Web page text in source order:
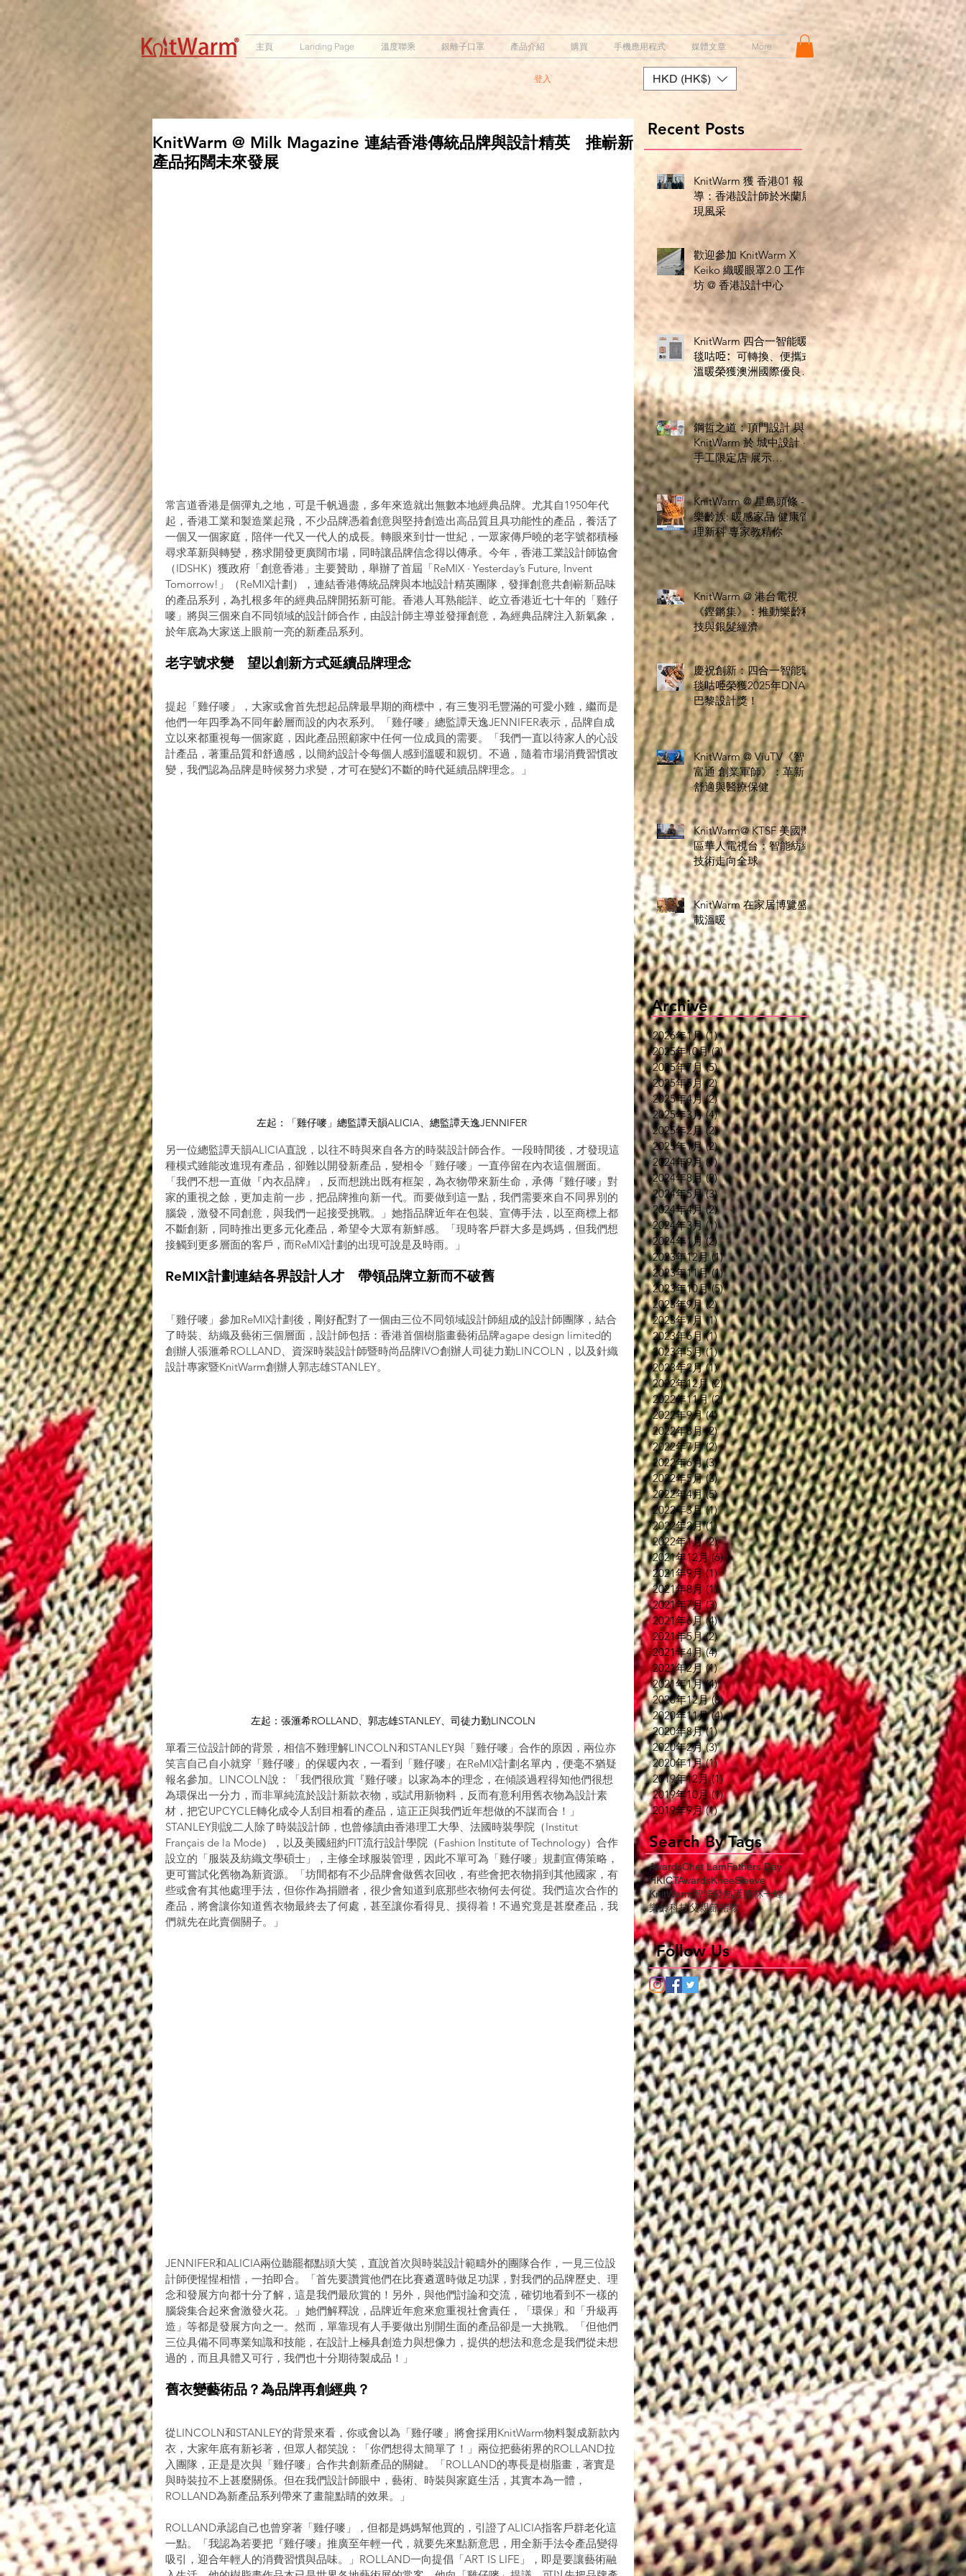
572551280147533 572551280147533 166985120552283
主頁 Landing Page 溫度聯乘 銀離子口罩 產品介紹 購買 手機應用程式 媒體文章 More
登入 HKD (HK$)
KnitWarm @ Milk Magazine 連結香港傳統品牌與設計精英 推嶄新
產品拓闊未來發展
常言道香港是個彈丸之地，可是千帆過盡，多年來造就出無數本地經典品牌。尤其自1950年代
起，香港工業和製造業起飛，不少品牌憑着創意與堅持創造出高品質且具功能性的產品，養活了
一個又一個家庭，陪伴一代又一代人的成長。轉眼來到廿一世紀，一眾家傳戶曉的老字號都積極
尋求革新與轉變，務求開發更廣闊市場，同時讓品牌信念得以傳承。今年，香港工業設計師協會
（IDSHK）獲政府「創意香港」主要贊助，舉辦了首屆「ReMIX · Yesterday’s Future, Invent
Tomorrow!」（ReMIX計劃），連結香港傳統品牌與本地設計精英團隊，發揮創意共創嶄新品味
的產品系列，為扎根多年的經典品牌開拓新可能。香港人耳熟能詳、屹立香港近七十年的「雞仔
嘜」將與三個來自不同領域的設計師合作，由設計師主導並發揮創意，為經典品牌注入新氣象，
於年底為大家送上眼前一亮的新產品系列。
老字號求變　望以創新方式延續品牌理念
提起「雞仔嘜」，大家或會首先想起品牌最早期的商標中，有三隻羽毛豐滿的可愛小雞，繼而是
他們一年四季為不同年齡層而設的內衣系列。「雞仔嘜」總監譚天逸JENNIFER表示，品牌自成
立以來都重視每一個家庭，因此產品照顧家中任何一位成員的需要。「我們一直以待家人的心設
計產品，著重品質和舒適感，以簡約設計令每個人感到溫暖和親切。不過，隨着市場消費習慣改
變，我們認為品牌是時候努力求變，才可在變幻不斷的時代延續品牌理念。」
左起：「雞仔嘜」總監譚天韻ALICIA、總監譚天逸JENNIFER
另一位總監譚天韻ALICIA直說，以往不時與來自各方的時裝設計師合作。一段時間後，才發現這
種模式雖能改進現有產品，卻難以開發新產品，變相令「雞仔嘜」一直停留在內衣這個層面。
「我們不想一直做『內衣品牌』，反而想跳出既有框架，為衣物帶來新生命，承傳『雞仔嘜』對
家的重視之餘，更加走前一步，把品牌推向新一代。而要做到這一點，我們需要來自不同界別的
腦袋，激發不同創意，與我們一起接受挑戰。」她指品牌近年在包裝、宣傳手法，以至商標上都
不斷創新，同時推出更多元化產品，希望令大眾有新鮮感。「現時客戶群大多是媽媽，但我們想
接觸到更多層面的客戶，而ReMIX計劃的出現可說是及時雨。」
ReMIX計劃連結各界設計人才　帶領品牌立新而不破舊
「雞仔嘜」參加ReMIX計劃後，剛好配對了一個由三位不同領域設計師組成的設計師團隊，結合
了時裝、紡織及藝術三個層面，設計師包括：香港首個樹脂畫藝術品牌agape design limited的
創辦人張滙希ROLLAND、資深時裝設計師暨時尚品牌IVO創辦人司徒力勤LINCOLN，以及針織
設計專家暨KnitWarm創辦人郭志雄STANLEY。
左起：張滙希ROLLAND、郭志雄STANLEY、司徒力勤LINCOLN
單看三位設計師的背景，相信不難理解LINCOLN和STANLEY與「雞仔嘜」合作的原因，兩位亦
笑言自己自小就穿「雞仔嘜」的保暖內衣，一看到「雞仔嘜」在ReMIX計劃名單內，便毫不猶疑
報名參加。LINCOLN說：「我們很欣賞『雞仔嘜』以家為本的理念，在傾談過程得知他們很想
為環保出一分力，而非單純流於設計新款衣物，或試用新物料，反而有意利用舊衣物為設計素
材，把它UPCYCLE轉化成令人刮目相看的產品，這正正與我們近年想做的不謀而合！」
STANLEY則說二人除了時裝設計師，也曾修讀由香港理工大學、法國時裝學院（Institut
Français de la Mode），以及美國紐約FIT流行設計學院（Fashion Institute of Technology）合作
設立的「服裝及紡織文學碩士」，主修全球服裝管理，因此不單可為「雞仔嘜」規劃宣傳策略，
更可嘗試化舊物為新資源。「坊間都有不少品牌會做舊衣回收，有些會把衣物捐到其他國家，有
些或會有其他處理手法，但你作為捐贈者，很少會知道到底那些衣物何去何從。我們這次合作的
產品，將會讓你知道舊衣物最終去了何處，甚至讓你看得見、摸得着！不過究竟是甚麼產品，我
們就先在此賣個關子。」
JENNIFER和ALICIA兩位聽罷都點頭大笑，直說首次與時裝設計範疇外的團隊合作，一見三位設
計師便惺惺相惜，一拍即合。「首先要讚賞他們在比賽遴選時做足功課，對我們的品牌歷史、理
念和發展方向都十分了解，這是我們最欣賞的！另外，與他們討論和交流，確切地看到不一樣的
腦袋集合起來會激發火花。」她們解釋說，品牌近年愈來愈重視社會責任，「環保」和「升級再
造」等都是發展方向之一。然而，單靠現有人手要做出別開生面的產品卻是一大挑戰。「但他們
三位具備不同專業知識和技能，在設計上極具創造力與想像力，提供的想法和意念是我們從未想
過的，而且具體又可行，我們也十分期待製成品！」
舊衣變藝術品？為品牌再創經典？
從LINCOLN和STANLEY的背景來看，你或會以為「雞仔嘜」將會採用KnitWarm物料製成新款內
衣，大家年底有新衫著，但眾人都笑說：「你們想得太簡單了！」兩位把藝術界的ROLLAND拉
入團隊，正是是次與「雞仔嘜」合作共創新產品的關鍵。「ROLLAND的專長是樹脂畫，著實是
與時裝拉不上甚麼關係。但在我們設計師眼中，藝術、時裝與家庭生活，其實本為一體，
ROLLAND為新產品系列帶來了畫龍點睛的效果。」
ROLLAND承認自己也曾穿著「雞仔嘜」，但都是媽媽幫他買的，引證了ALICIA指客戶群老化這
一點。「我認為若要把『雞仔嘜』推廣至年輕一代，就要先來點新意思，用全新手法令產品變得
吸引，迎合年輕人的消費習慣與品味。」ROLLAND一向提倡「ART IS LIFE」，即是要讓藝術融
Recent Posts
KnitWarm 獲 香港01 報
導：香港設計師於米蘭展
現風采
歡迎參加 KnitWarm X
Keiko 織暖眼罩2.0 工作
坊 @ 香港設計中心
KnitWarm 四合一智能暖
毯咕𠱸：可轉換、便攜式
溫暖榮獲澳洲國際優良設
計獎
鋼哲之道：頂門設計 與
KnitWarm 於 城中設計 ·
手工限定店 展示
Stoolationship - 椅緣共
暖 創新設計
KnitWarm @ 星島頭條 -
樂齡族: 暖感家品 健康管
理新科 専家教精你
KnitWarm @ 港台電視
《鏗鏘集》：推動樂齡科
技與銀髮經濟
慶祝創新：四合一智能暖
毯咕𠱸榮獲2025年DNA
巴黎設計獎！
KnitWarm @ ViuTV《智
富通 創業軍師》：革新
舒適與醫療保健
KnitWarm@ KTSF 美國灣
區華人電視台：智能紡織
技術走向全球
KnitWarm 在家居博覽盛
載溫暖
Archive
2026年1月 (1)1 篇文章
2025年10月 (3)3 篇文章
2025年7月 (5)5 篇文章
2025年5月 (2)2 篇文章
2025年4月 (2)2 篇文章
2025年3月 (4)4 篇文章
2025年2月 (2)2 篇文章
2025年1月 (2)2 篇文章
2024年9月 (1)1 篇文章
2024年8月 (2)2 篇文章
2024年5月 (3)3 篇文章
2024年4月 (2)2 篇文章
2024年3月 (1)1 篇文章
2024年1月 (2)2 篇文章
2023年12月 (1)1 篇文章
2023年11月 (1)1 篇文章
2023年10月 (5)5 篇文章
2023年9月 (2)2 篇文章
2023年7月 (1)1 篇文章
2023年6月 (1)1 篇文章
2023年5月 (1)1 篇文章
2023年2月 (1)1 篇文章
2022年12月 (2)2 篇文章
2022年11月 (2)2 篇文章
2022年9月 (4)4 篇文章
2022年8月 (2)2 篇文章
2022年7月 (2)2 篇文章
2022年6月 (3)3 篇文章
2022年5月 (3)3 篇文章
2022年4月 (5)5 篇文章
2022年3月 (1)1 篇文章
2022年2月 (1)1 篇文章
2022年1月 (2)2 篇文章
2021年12月 (6)6 篇文章
2021年9月 (1)1 篇文章
2021年8月 (1)1 篇文章
2021年7月 (3)3 篇文章
2021年6月 (4)4 篇文章
2021年5月 (2)2 篇文章
2021年4月 (4)4 篇文章
2021年2月 (1)1 篇文章
2021年1月 (4)4 篇文章
2020年12月 (8)8 篇文章
2020年11月 (4)4 篇文章
2020年8月 (1)1 篇文章
2020年2月 (3)3 篇文章
2020年1月 (1)1 篇文章
2019年12月 (1)1 篇文章
2019年10月 (1)1 篇文章
2019年9月 (1)1 篇文章
Search By Tags
AwardsChet LamFathers Day
HKICTAwardsKneeSleeve
KnitWarm智能發熱護膝林一峰
樂齡科技父親節禮物
Follow Us